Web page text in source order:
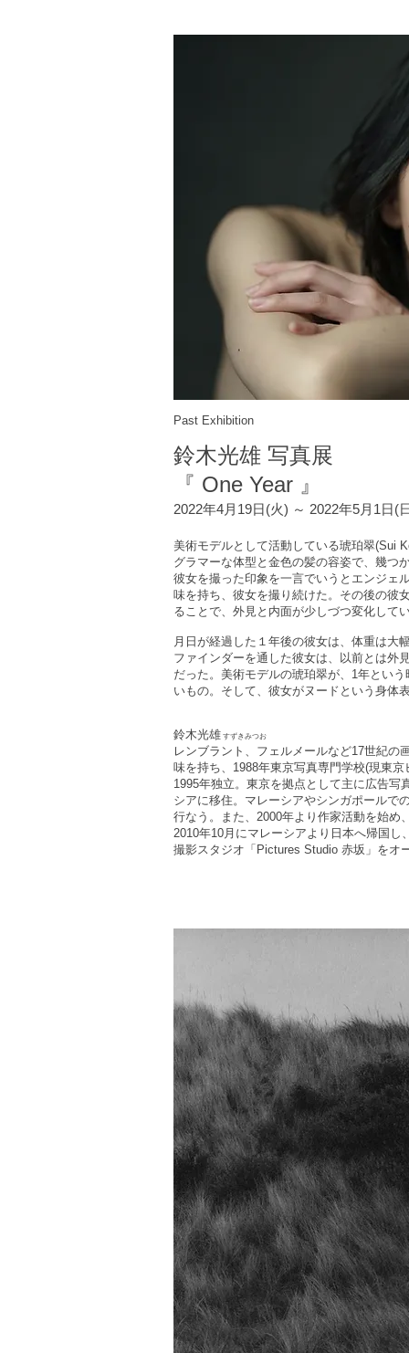
Past Exhibition
鈴木光雄 写真展
『 One Year 』
2022年4月19日(火) ～ 2022年5月1日(
美術モデルとして活動している琥珀翠(Sui
グラマーな体型と金色の髪の容姿で、幾つ
彼女を撮った印象を一言でいうとエンジェ
味を持ち、彼女を撮り続けた。その後の彼
ることで、外見と内面が少しづつ変化して
月日が経過した１年後の彼女は、体重は大
ファインダーを通した彼女は、以前とは外
だった。 美術モデルの琥珀翠が、1年とい
いもの。そして、彼女がヌードという身体
鈴木光雄 すずきみつお
レンブラント、フェルメールなど17世紀の
味を持ち、1988年東京写真専門学校(現東
1995年独立。東京を拠点として主に広告写
シアに移住。マレーシアやシンガポールで
行なう。また、2000年より作家活動を始め
2010年10月にマレーシアより日本へ帰国
撮影スタジオ「Pictures Studio 赤坂」をオ